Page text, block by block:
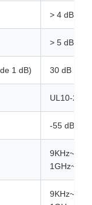
> 4 dB
> 5 dB (p-
1 dB) 30 dB em
UL10-20
-55 dBm~-